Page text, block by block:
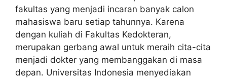
fakultas yang menjadi incaran banyak calon
mahasiswa baru setiap tahunnya. Karena
dengan kuliah di Fakultas Kedokteran,
merupakan gerbang awal untuk meraih cita-cita
menjadi dokter yang membanggakan di masa
depan. Universitas Indonesia menyediakan